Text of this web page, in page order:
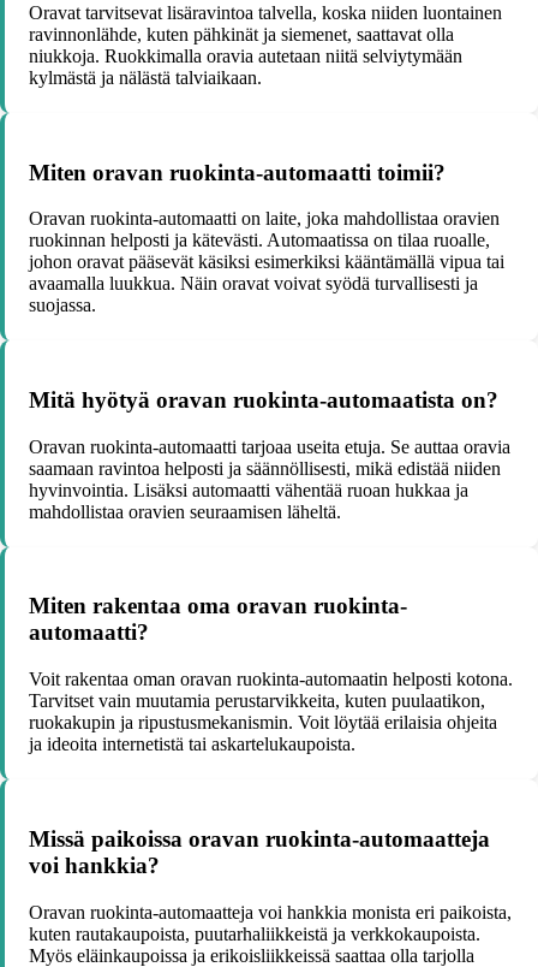
Oravat tarvitsevat lisäravintoa talvella, koska niiden luontainen
ravinnonlähde, kuten pähkinät ja siemenet, saattavat olla
niukkoja. Ruokkimalla oravia autetaan niitä selviytymään
kylmästä ja nälästä talviaikaan.
Miten oravan ruokinta-automaatti toimii?
Oravan ruokinta-automaatti on laite, joka mahdollistaa oravien
ruokinnan helposti ja kätevästi. Automaatissa on tilaa ruoalle,
johon oravat pääsevät käsiksi esimerkiksi kääntämällä vipua tai
avaamalla luukkua. Näin oravat voivat syödä turvallisesti ja
suojassa.
Mitä hyötyä oravan ruokinta-automaatista on?
Oravan ruokinta-automaatti tarjoaa useita etuja. Se auttaa oravia
saamaan ravintoa helposti ja säännöllisesti, mikä edistää niiden
hyvinvointia. Lisäksi automaatti vähentää ruoan hukkaa ja
mahdollistaa oravien seuraamisen läheltä.
Miten rakentaa oma oravan ruokinta-
automaatti?
Voit rakentaa oman oravan ruokinta-automaatin helposti kotona.
Tarvitset vain muutamia perustarvikkeita, kuten puulaatikon,
ruokakupin ja ripustusmekanismin. Voit löytää erilaisia ohjeita
ja ideoita internetistä tai askartelukaupoista.
Missä paikoissa oravan ruokinta-automaatteja
voi hankkia?
Oravan ruokinta-automaatteja voi hankkia monista eri paikoista,
kuten rautakaupoista, puutarhaliikkeistä ja verkkokaupoista.
Myös eläinkaupoissa ja erikoisliikkeissä saattaa olla tarjolla